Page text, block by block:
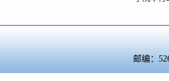
邮编：